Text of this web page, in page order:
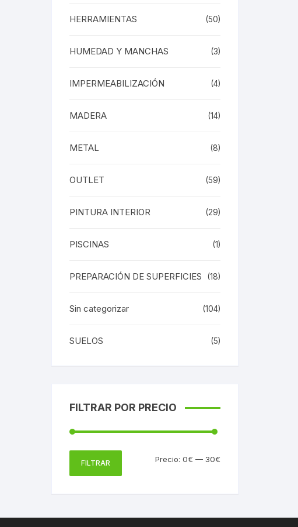
HERRAMIENTAS (50)
HUMEDAD Y MANCHAS (3)
IMPERMEABILIZACIÓN (4)
MADERA (14)
METAL (8)
OUTLET (59)
PINTURA INTERIOR (29)
PISCINAS (1)
PREPARACIÓN DE SUPERFICIES (18)
Sin categorizar (104)
SUELOS (5)
FILTRAR POR PRECIO
FILTRAR Precio: 0€ — 30€